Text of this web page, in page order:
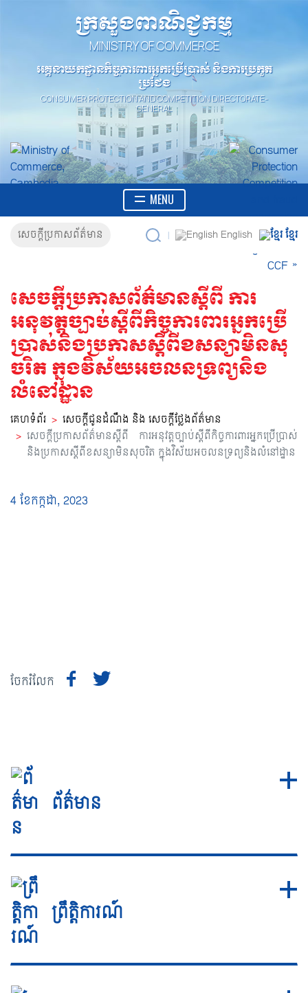
ក្រសួងពាណិជ្ជកម្ម
MINISTRY OF COMMERCE
អគ្គនាយកដ្ឋានកិច្ចការពារអ្នកប្រើប្រាស់ និងការប្រកួត
ប្រជែង
CONSUMER PROTECTION AND COMPETITION DIRECTORATE-
GENERAL
MENU
សេចក្តីប្រកាសព័ត៌មាន | English ខ្មែរ
ឈ្មោះ ស្វែងរក
សេចក្តីប្រកាសព័ត៌មានស្តីពី ការ
អនុវត្តច្បាប់ស្តីពីកិច្ចការពារអ្នកប្រើ
ប្រាស់និងប្រកាសស្តីពីខសន្យាមិនសុ
ចរិត ក្នុងវិស័យអចលនទ្រព្យនិង
លំនៅដ្ឋាន
គេហទំព័រ
សេចក្តីជូនដំណឹង និង សេចក្តីថ្លែងព័ត៌មាន
សេចក្តីប្រកាសព័ត៌មានស្តីពី ការអនុវត្តច្បាប់ស្តីពីកិច្ចការពារអ្នកប្រើប្រាស់
និងប្រកាសស្តីពីខសន្យាមិនសុចរិត ក្នុងវិស័យអចលនទ្រព្យនិងលំនៅដ្ឋាន
4 ខែ​កក្កដា, 2023
ចែករំលែក
ព័ត៌មាន
ព្រឹត្តិការណ៍